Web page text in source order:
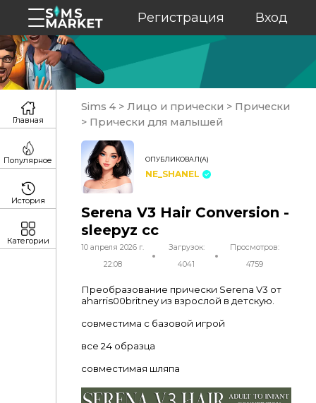
Регистрация Вход
Sims 4 > Лицо и прически > Прически
> Прически для малышей
ОПУБЛИКОВАЛ(А)
NE_SHANEL
Serena V3 Hair Conversion -
sleepyz cc
10 апреля 2026 г.
22:08
Загрузок:
4041
Просмотров:
4759
Преобразование прически Serena V3 от
aharris00britney из взрослой в детскую.
совместима с базовой игрой
все 24 образца
совместимая шляпа
Главная
Популярное
История
Категории